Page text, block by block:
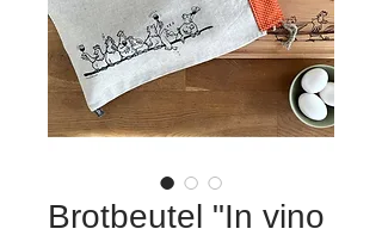
Brotbeutel "In vino